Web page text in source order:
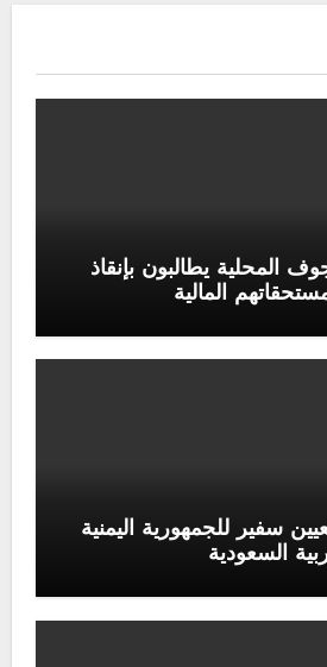
المحلية يطالبون بإنقاذ
المالية
سفير للجمهورية اليمنية
السعودية